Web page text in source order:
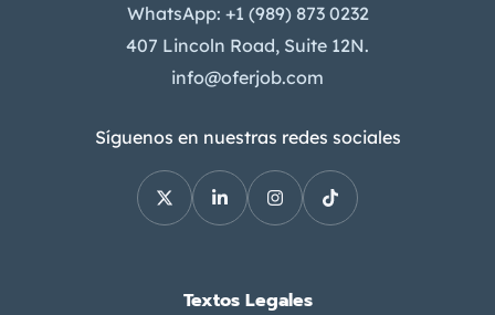
WhatsApp: +1 (989) 873 0232
407 Lincoln Road, Suite 12N.
info@oferjob.com
Síguenos en nuestras redes sociales
Textos Legales